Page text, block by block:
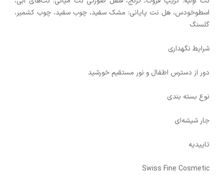
اسطوخودس، هل نت پایانی: مشک سفید، چوب سفید، چوب کشمیر،
گلسنگ
شرایط نگهداری
دور از دسترس اطفال و نور مستقیم خورشید
نوع بسته بندی
جار شیشه‌ای
تاییدیه
Swiss Fine Cosmetic